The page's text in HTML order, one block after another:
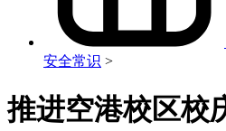
安全常识 >
推进空港校区校